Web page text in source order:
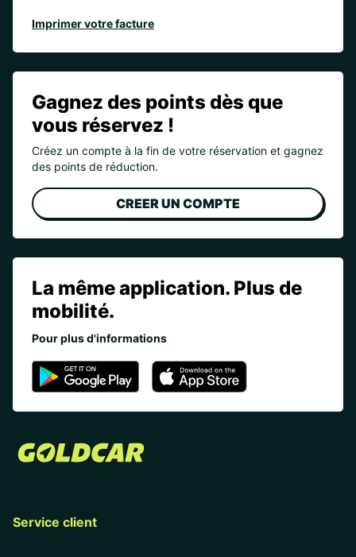
Imprimer votre facture
Gagnez des points dès que
vous réservez !
Créez un compte à la fin de votre réservation et gagnez
des points de réduction.
CREER UN COMPTE
La même application. Plus de
mobilité.
Pour plus d'informations
Service client